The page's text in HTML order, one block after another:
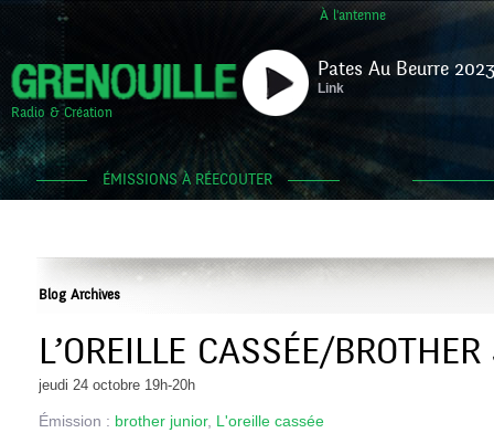
À l'antenne
Radio & Création
Pates Au Beurre
Link
ÉMISSIONS À RÉECOUTER
Blog Archives
L’OREILLE CASSÉE/
jeudi 24 octobre 19h-20h
Émission : brother junior, L'oreille cassée